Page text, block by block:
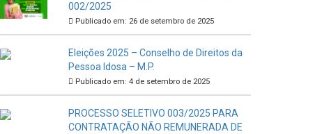
002/2025
Publicado em: 26 de setembro de 2025
Eleições 2025 – Conselho de Direitos da
Pessoa Idosa – M.P.
Publicado em: 4 de setembro de 2025
PROCESSO SELETIVO 003/2025 PARA
CONTRATAÇÃO NÃO REMUNERADA DE